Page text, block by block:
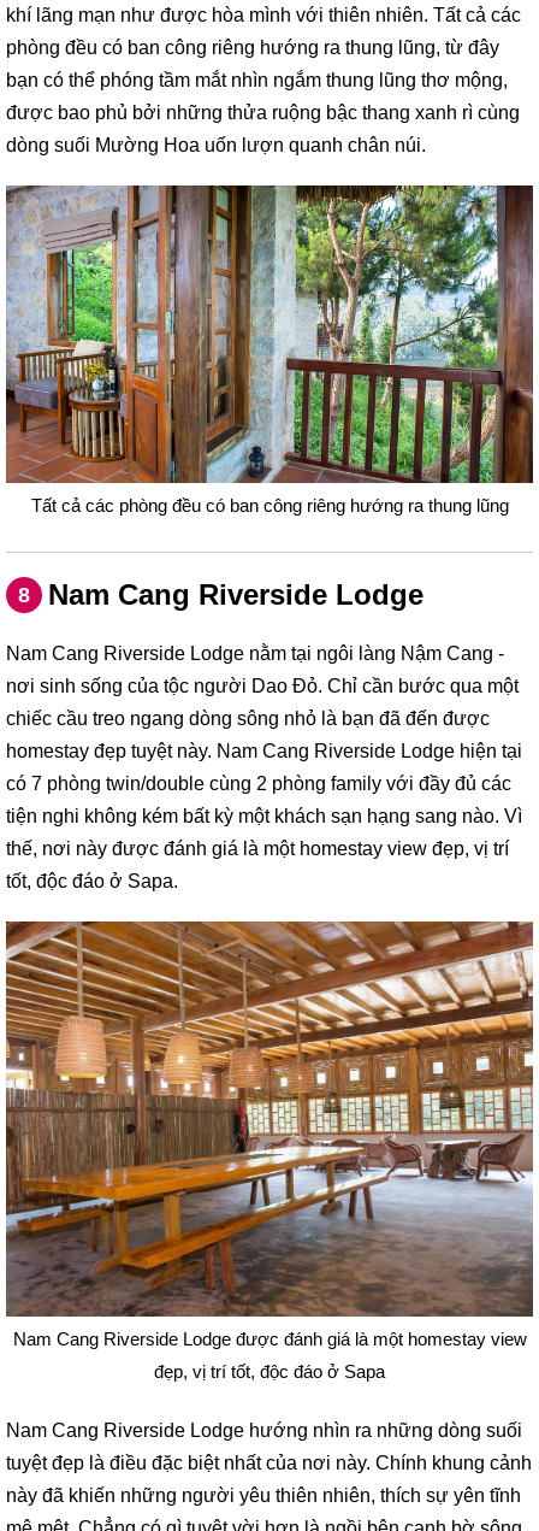
khí lãng mạn như được hòa mình với thiên nhiên. Tất cả các
phòng đều có ban công riêng hướng ra thung lũng, từ đây
bạn có thể phóng tầm mắt nhìn ngắm thung lũng thơ mộng,
được bao phủ bởi những thửa ruộng bậc thang xanh rì cùng
dòng suối Mường Hoa uốn lượn quanh chân núi.
Tất cả các phòng đều có ban công riêng hướng ra thung lũng
8 Nam Cang Riverside Lodge
Nam Cang Riverside Lodge nằm tại ngôi làng Nậm Cang -
nơi sinh sống của tộc người Dao Đỏ. Chỉ cần bước qua một
chiếc cầu treo ngang dòng sông nhỏ là bạn đã đến được
homestay đẹp tuyệt này. Nam Cang Riverside Lodge hiện tại
có 7 phòng twin/double cùng 2 phòng family với đầy đủ các
tiện nghi không kém bất kỳ một khách sạn hạng sang nào. Vì
thế, nơi này được đánh giá là một homestay view đẹp, vị trí
tốt, độc đáo ở Sapa.
Nam Cang Riverside Lodge được đánh giá là một homestay view
đẹp, vị trí tốt, độc đáo ở Sapa
Nam Cang Riverside Lodge hướng nhìn ra những dòng suối
tuyệt đẹp là điều đặc biệt nhất của nơi này. Chính khung cảnh
này đã khiến những người yêu thiên nhiên, thích sự yên tĩnh